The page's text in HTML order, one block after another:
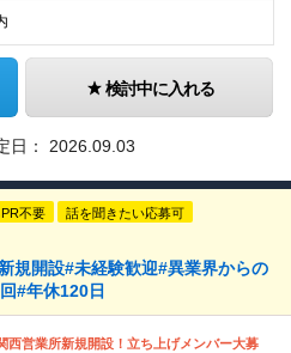
検討中に入れる
日： 2026.09.03
不要 話を聞きたい応募可
規開設#未経験歓迎#異業界からの
#年休120日
西営業所新規開設！立ち上げメンバー大募